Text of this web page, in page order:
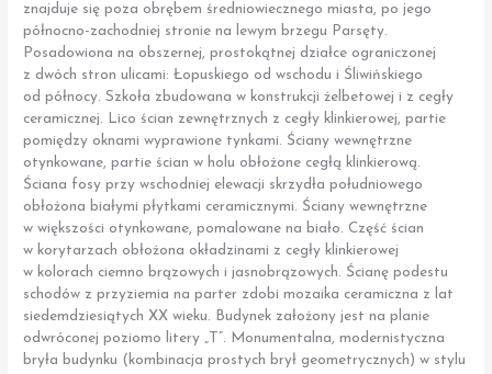
znajduje się poza obrębem średniowiecznego miasta, po jego
północno-zachodniej stronie na lewym brzegu Parsęty.
Posadowiona na obszernej, prostokątnej działce ograniczonej
z dwóch stron ulicami: Łopuskiego od wschodu i Śliwińskiego
od północy. Szkoła zbudowana w konstrukcji żelbetowej i z cegły
ceramicznej. Lico ścian zewnętrznych z cegły klinkierowej, partie
pomiędzy oknami wyprawione tynkami. Ściany wewnętrzne
otynkowane, partie ścian w holu obłożone cegłą klinkierową.
Ściana fosy przy wschodniej elewacji skrzydła południowego
obłożona białymi płytkami ceramicznymi. Ściany wewnętrzne
w większości otynkowane, pomalowane na biało. Część ścian
w korytarzach obłożona okładzinami z cegły klinkierowej
w kolorach ciemno brązowych i jasnobrązowych. Ścianę podestu
schodów z przyziemia na parter zdobi mozaika ceramiczna z lat
siedemdziesiątych XX wieku. Budynek założony jest na planie
odwróconej poziomo litery „T”. Monumentalna, modernistyczna
bryła budynku (kombinacja prostych brył geometrycznych) w stylu